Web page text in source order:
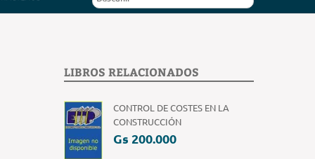
LIBROS RELACIONADOS
CONTROL DE COSTES EN LA
CONSTRUCCIÓN
Gs 200.000